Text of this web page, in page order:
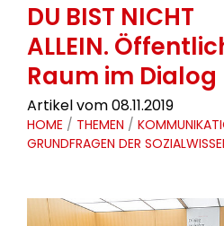
DU BIST NICHT
ALLEIN.
Raum im Dialog
Artikel vom 08.11.2019
HOME / THEMEN /
GRUNDFRAGEN DER